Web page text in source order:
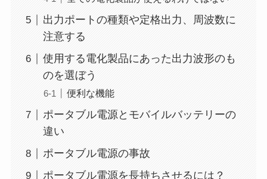
出力ポートの種類や定格出力、周波数に
注意する
使用する電化製品にあった出力波形のも
のを選ぼう
便利な機能
ポータブル電源とモバイルバッテリーの
違い
ポータブル電源の事故
ポータブル電源を長持ちさせるには？